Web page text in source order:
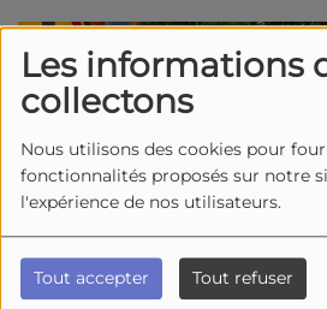
Les informations
collectons
Nous utilisons des cookies pour
fonctionnalités proposés sur notre
l'expérience de nos utilisateurs.
Tout accepter Tout refuser